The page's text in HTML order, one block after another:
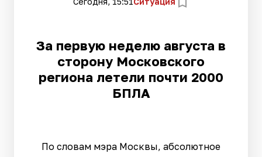
За первую неделю августа в
сторону Московского
региона летели почти 2000
БПЛА
По словам мэра Москвы, абсолютное